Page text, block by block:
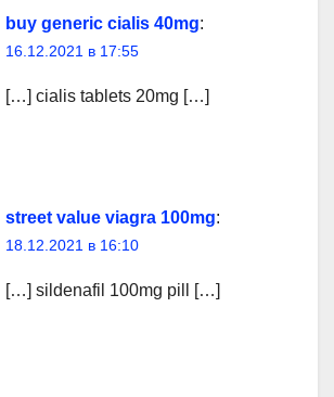
buy generic cialis 40mg:
16.12.2021 в 17:55
[…] cialis tablets 20mg […]
street value viagra 100mg:
18.12.2021 в 16:10
[…] sildenafil 100mg pill […]